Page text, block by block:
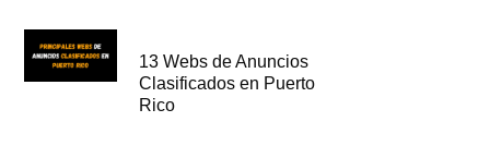
13 Webs de Anuncios
Clasificados en Puerto
Rico